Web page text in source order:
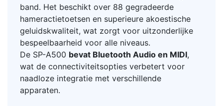
band. Het beschikt over 88 gegradeerde
hameractietoetsen en superieure akoestische
geluidskwaliteit, wat zorgt voor uitzonderlijke
bespeelbaarheid voor alle niveaus.
De SP-A500 bevat Bluetooth Audio en MIDI,
wat de connectiviteitsopties verbetert voor
naadloze integratie met verschillende
apparaten.